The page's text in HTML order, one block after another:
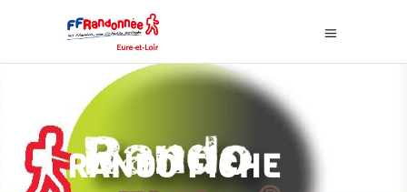
RANDO FICHE